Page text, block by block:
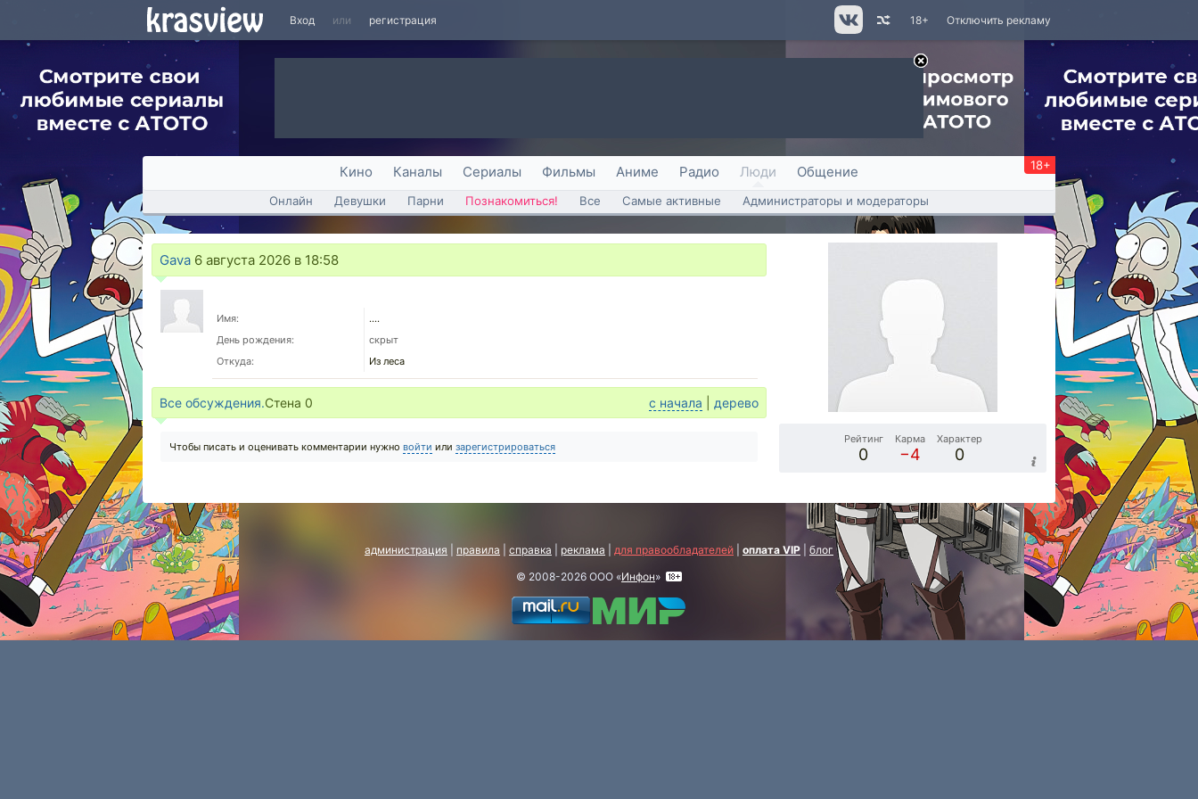
Вход или регистрация Отключить рекламу
18+
Кино Каналы Сериалы Фильмы Аниме Радио Люди Общение 18+
Онлайн Девушки Парни Познакомиться! Все Самые активные Администраторы и модераторы
Gava 6 августа 2026 в 18:58
Имя:
....
День рождения:
скрыт
Откуда:
Из леса
Все обсуждения.Стена 0 с начала дерево
Чтобы писать и оценивать комментарии нужно войти или зарегистрироваться
Рейтинг
0
Карма
−4
Характер
0
администрация правила справка реклама для правообладателей оплата VIP
блог
© 2008-2026 ООО «Инфон»